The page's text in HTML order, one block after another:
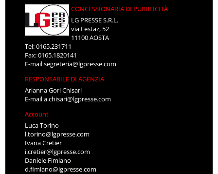
CONCESSIONARIA DI PUBBLICITÀ
LG PRESSE S.R.L.
via Festaz, 52
11100 AOSTA
Tel: 0165.231711
Fax: 0165.1820141
E-mailsegreteria@lgpresse.com
RESPONSABILE DI AGENZIA
Arianna Gori Chisari
E-maila.chisari@lgpresse.com
Account
Luca Torino
l.torino@lgpresse.com
Ivana Cretier
i.cretier@lgpresse.com
Daniele Fimiano
d.fimiano@lgpresse.com